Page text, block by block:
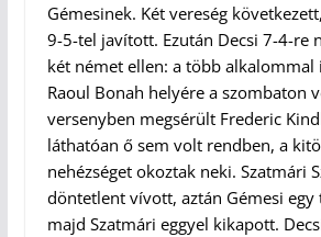
Gémesinek. Két vereség
9-5-tel javított. Ezután Decsi 7-4-re
két német ellen: a több alkalommal
Raoul Bonah helyére a szombaton
versenyben megsérült Frederic
láthatóan ő sem volt rendben, a
nehézséget okoztak neki. Szatmári
döntetlent vívott, aztán Gémesi egy
majd Szatmári eggyel kikapott.